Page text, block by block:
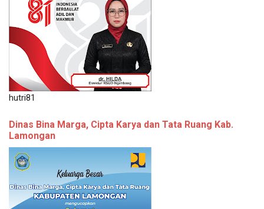
hutri81
Dinas Bina Marga, Cipta Karya dan Tata Ruang Kab.
Lamongan